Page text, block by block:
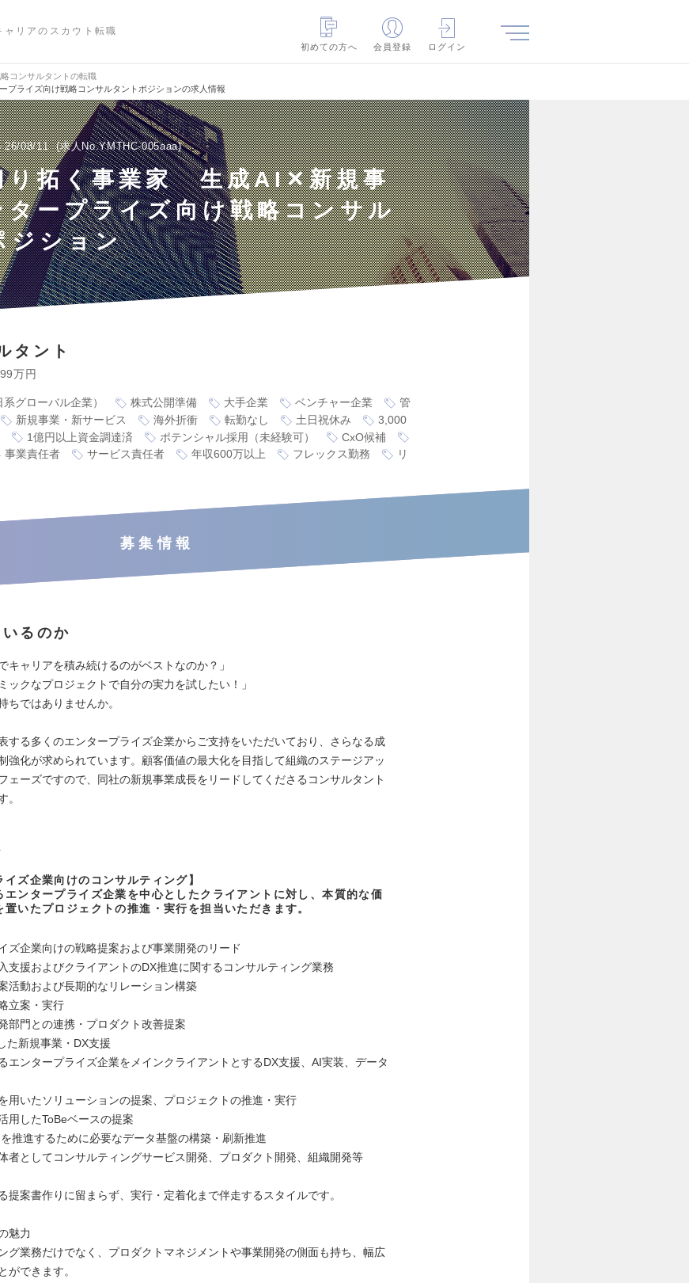
ャリアのスカウト転職
初めての方へ
会員登録 ログイン
コンサルタントの転職
ライズ向け戦略コンサルタントポジションの求人情報
26/08/11 求人No.YMTHC-005aaa
り拓く事業家 生成AI✕新規事
タープライズ向け戦略コンサル
ジション
タント
万円
グローバル企業） 株式公開準備 大手企業 ベンチャー企業
管
新規事業・新サービス 海外折衝 転勤なし 土日祝休み
3,000
1億円以上資金調達済 ポテンシャル採用（未経験可）
CxO候補
事業責任者 サービス責任者 年収600万以上 フレックス勤務
リ
募集情報
るのか
キャリアを積み続けるのがベストなのか？」
ックなプロジェクトで自分の実力を試したい！」
ちではありませんか。
する多くのエンタープライズ企業からご支持をいただいており、さらなる成
強化が求められています。顧客価値の最大化を目指して組織のステージアッ
ェーズですので、同社の新規事業成長をリードしてくださるコンサルタント
。
イズ企業向けのコンサルティング】
エンタープライズ企業を中心としたクライアントに対し、本質的な価
置いたプロジェクトの推進・実行を担当いただきます。
ズ企業向けの戦略提案および事業開発のリード
支援およびクライアントのDX推進に関するコンサルティング業務
活動および長期的なリレーション構築
立案・実行
部門との連携・プロダクト改善提案
た新規事業・DX支援
エンタープライズ企業をメインクライアントとするDX支援、AI実装、データ
用いたソリューションの提案、プロジェクトの推進・実行
用したToBeベースの提案
を推進するために必要なデータ基盤の構築・刷新推進
者としてコンサルティングサービス開発、プロダクト開発、組織開発等
提案書作りに留まらず、実行・定着化まで伴走するスタイルです。
魅力
グ業務だけでなく、プロダクトマネジメントや事業開発の側面も持ち、幅広
ができます。